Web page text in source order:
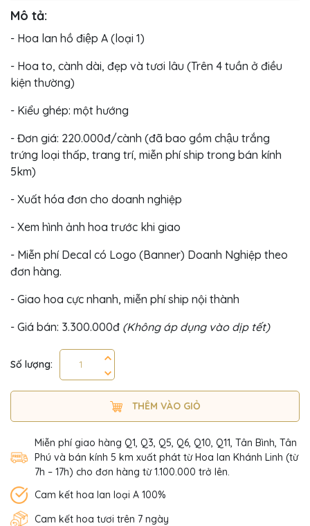
Mô tả:
- Hoa lan hồ điệp A (loại 1)
- Hoa to, cành dài, đẹp và tươi lâu (Trên 4 tuần ở điều
kiện thường)
- Kiểu ghép: một hướng
- Đơn giá: 220.000đ/cành (đã bao gồm chậu trắng
trứng loại thấp, trang trí, miễn phí ship trong bán kính
5km)
- Xuất hóa đơn cho doanh nghiệp
- Xem hình ảnh hoa trước khi giao
- Miễn phí Decal có Logo (Banner) Doanh Nghiệp theo
đơn hàng.
- Giao hoa cực nhanh, miễn phí ship nội thành
- Giá bán: 3.300.000đ (Không áp dụng vào dịp tết)
Số lượng:
THÊM VÀO GIỎ
Miễn phí giao hàng Q1, Q3, Q5, Q6, Q10, Q11, Tân Bình, Tân
Phú và bán kính 5 km xuất phát từ Hoa lan Khánh Linh (từ
7h – 17h) cho đơn hàng từ 1.100.000 trở lên.
Cam kết hoa lan loại A 100%
Cam kết hoa tươi trên 7 ngày